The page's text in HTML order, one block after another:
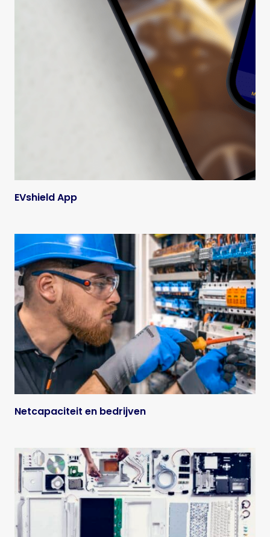
EVshield App
Netcapaciteit en bedrijven